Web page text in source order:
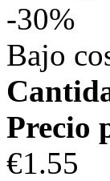
-30%
Bajo
Precio
€1.55